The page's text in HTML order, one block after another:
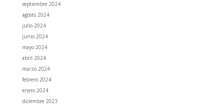
septiembre 2024
agosto 2024
julio 2024
junio 2024
mayo 2024
abril 2024
marzo 2024
febrero 2024
enero 2024
diciembre 2023